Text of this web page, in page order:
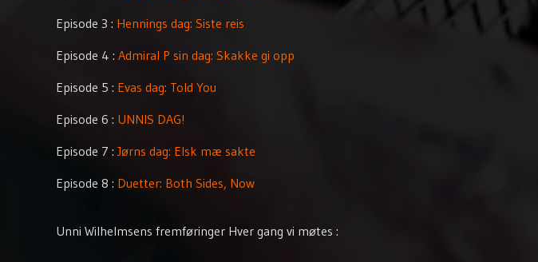
UNNIS
Episode 3 : Hennings dag: Siste reis
Episode 4 : Admiral P sin dag: Skakke gi opp
Episode 5 : Evas dag: Told You
Episode 6 : UNNIS DAG!
Episode 7 : Jørns dag: Elsk mæ sakte
Episode 8 : Duetter: Both Sides, Now
Unni Wilhelmsens fremføringer Hver gang vi møtes :